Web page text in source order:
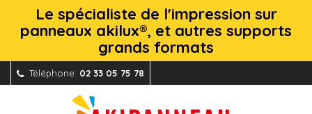
Le spécialiste de l'impression sur
panneaux akilux®, et autres supports
grands formats
Téléphone: 02 33 05 75 78